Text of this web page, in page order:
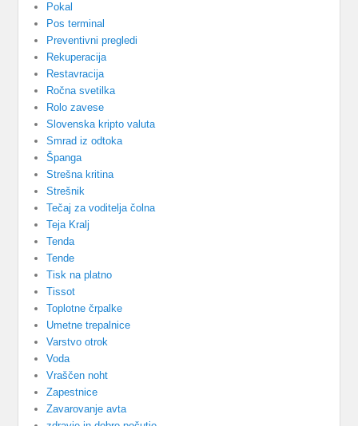
Pokal
Pos terminal
Preventivni pregledi
Rekuperacija
Restavracija
Ročna svetilka
Rolo zavese
Slovenska kripto valuta
Smrad iz odtoka
Španga
Strešna kritina
Strešnik
Tečaj za voditelja čolna
Teja Kralj
Tenda
Tende
Tisk na platno
Tissot
Toplotne črpalke
Umetne trepalnice
Varstvo otrok
Voda
Vraščen noht
Zapestnice
Zavarovanje avta